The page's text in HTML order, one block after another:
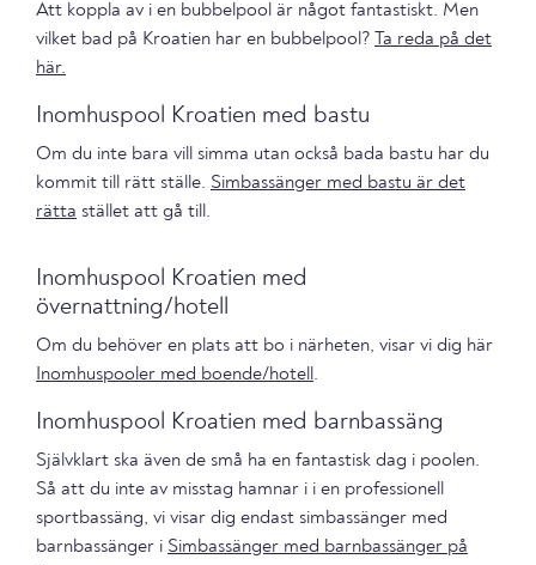
Att koppla av i en bubbelpool är något fantastiskt. Men
vilket bad på Kroatien har en bubbelpool?
Ta reda på det
här.
Inomhuspool Kroatien med bastu
Om du inte bara vill simma utan också bada bastu har du
kommit till rätt ställe. Simbassänger med bastu är det
rätta stället att gå till.
Inomhuspool Kroatien med
övernattning/hotell
Om du behöver en plats att bo i närheten, visar vi dig här
Inomhuspooler med boende/hotell .
Inomhuspool Kroatien med barnbassäng
Självklart ska även de små ha en fantastisk dag i poolen.
Så att du inte av misstag hamnar i i en professionell
sportbassäng, vi visar dig endast simbassänger med
barnbassänger i Simbassänger med barnbassänger på